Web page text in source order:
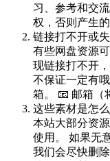
习、参考和交
权，否则产生
链接打不开或
有些网盘资源
现链接打不开
不保证一定有
箱。 📧 邮箱（
这些素材是怎
本站大部分资
使用。 如果无
我们会尽快删